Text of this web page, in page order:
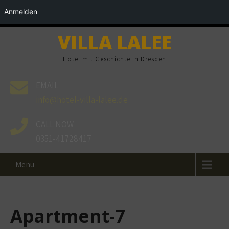
Anmelden
VILLA LALEE
Hotel mit Geschichte in Dresden
Menu
Apartment-7